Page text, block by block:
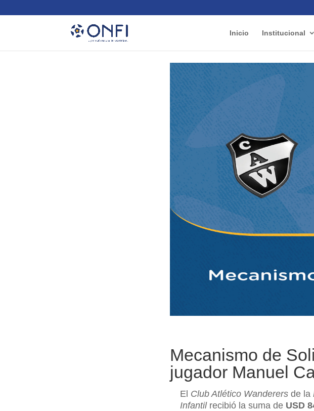
Inicio Institucional
Mecanismo de
jugador Manuel
El Club Atlético Wanderers de la
Infantilrecibió la suma de USD